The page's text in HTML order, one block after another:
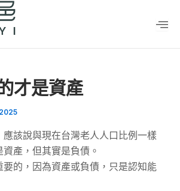
才是資產
該說與現在台灣老人人口比例一樣
產，但其實是負債。
的，因為資產或負債，只是認知能